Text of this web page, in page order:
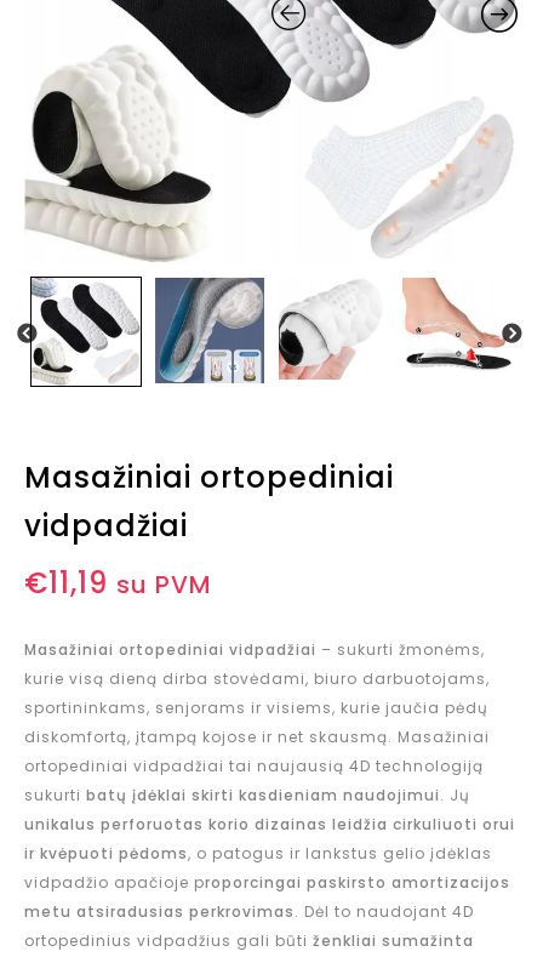
Masažiniai ortopediniai
vidpadžiai
€11,19 su PVM
Masažiniai ortopediniai vidpadžiai – sukurti žmonėms,
kurie visą dieną dirba stovėdami, biuro darbuotojams,
sportininkams, senjorams ir visiems, kurie jaučia pėdų
diskomfortą, įtampą kojose ir net skausmą. Masažiniai
ortopediniai vidpadžiai tai naujausią 4D technologiją
sukurti batų įdėklai skirti kasdieniam naudojimui. Jų
unikalus perforuotas korio dizainas leidžia cirkuliuoti orui
ir kvėpuoti pėdoms, o patogus ir lankstus gelio įdėklas
vidpadžio apačioje proporcingai paskirsto amortizacijos
metu atsiradusias perkrovimas. Dėl to naudojant 4D
ortopedinius vidpadžius gali būti ženkliai sumažinta